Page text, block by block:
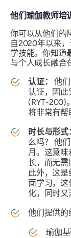
他们瑜伽教师培
你可以从他们的
自2020年以来
学技能。你知道
与个人成长融合
认证：他
认证，因此
(RYT-200)
将非常有帮
时长与形式
么吗？ 他
月。这意
长，而无需
此外，这
面学习，
化，同时又
他们提供的
瑜伽